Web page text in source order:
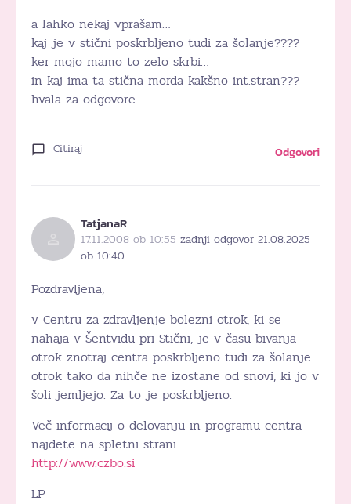
a lahko nekaj vprašam…
kaj je v stični poskrbljeno tudi za šolanje????
ker mojo mamo to zelo skrbi…
in kaj ima ta stična morda kakšno int.stran???
hvala za odgovore
Citiraj Odgovori
TatjanaR
17.11.2008 ob 10:55 zadnji odgovor 21.08.2025
ob 10:40
Pozdravljena,
v Centru za zdravljenje bolezni otrok, ki se
nahaja v Šentvidu pri Stični, je v času bivanja
otrok znotraj centra poskrbljeno tudi za šolanje
otrok tako da nihče ne izostane od snovi, ki jo v
šoli jemljejo. Za to je poskrbljeno.
Več informacij o delovanju in programu centra
najdete na spletni strani
http://www.czbo.si
LP